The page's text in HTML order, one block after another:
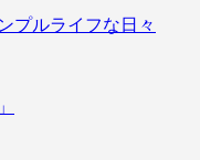
プルライフな日々